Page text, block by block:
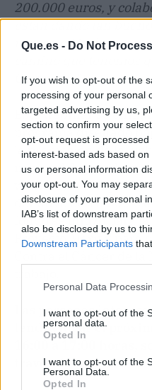
Que.es - Do Not
If you wish to opt-out of the
processing of your personal
targeted advertising by us,
section to confirm your
opt-out request is
interest-based ads based
us or personal information
your opt-out. You may
disclosure of your personal
IAB’s list of downstream
also be disclosed by us to
Downstream Participants
Personal Data
I want to opt-out of the
personal data.
Opted In
I want to opt-out of the
Personal Data.
Opted In
200.000 euros, y
están dando tan
proyecto Merit solo
Compañía”.
Este webinar se
programa diseñado
la promoción de la
mama. Además de
webinar, la
donativo de 16.000 €
fondo se utilizó para
Proyecto Merit y para
Las personas
tendrá lugar el
16:00 a 17:00 horas,
través de su web.